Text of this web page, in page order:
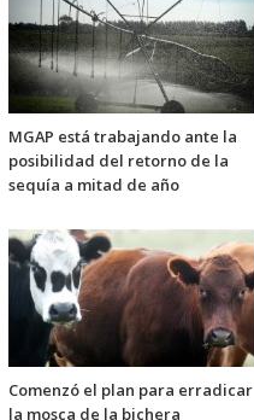
MGAP está trabajando ante la
posibilidad del retorno de la
sequía a mitad de año
Comenzó el plan para erradicar
la mosca de la bichera